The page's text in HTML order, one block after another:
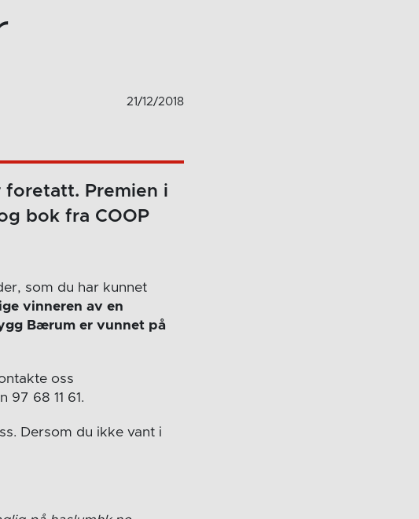
21/12/2018
foretatt. Premien i
bok fra COOP
som du har kunnet
vinneren av en
Bærum er vunnet på
oss
68 11 61.
Dersom du ikke vant i